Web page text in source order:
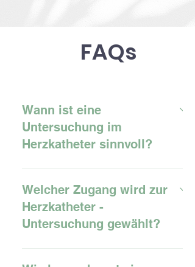
FAQs
Wann ist eine
Untersuchung im
Herzkatheter sinnvoll?
Für die Abklärung von
Herzbeschwerden
insbesondere bei Verengungen
der Herzkranzgefäße (Angina
pectoris) sowie bei einem
Gefäßverschluss (Herzinfarkt)
Welcher Zugang wird zur
Herzkatheter -
Untersuchung gewählt?
meist , in rund 95% radial, also